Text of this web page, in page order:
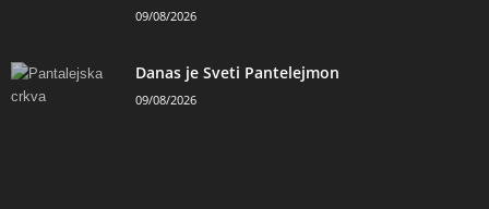
09/08/2026
Danas je Sveti Pantelejmon
09/08/2026